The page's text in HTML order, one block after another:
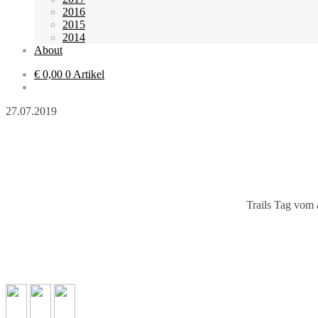
2016
2015
2014
About
€ 0,00 0 Artikel
27.07.2019
Trails Tag vom